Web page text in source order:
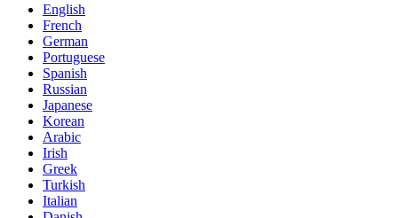
English
French
German
Portuguese
Spanish
Russian
Japanese
Korean
Arabic
Irish
Greek
Turkish
Italian